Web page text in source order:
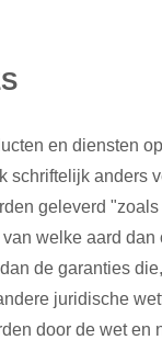
en diensten
schriftelijk anders
geleverd
welke aard dan
de garanties
juridische
door de wet en